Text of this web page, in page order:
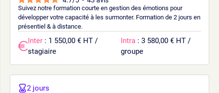
Suivez notre formation courte en gestion des émotions pour
développer votre capacité à les surmonter. Formation de 2 jours en
présentiel & à distance.
Inter : 1 550,00 € HT /
stagiaire
Intra : 3 580,00 € HT /
groupe
2 jours